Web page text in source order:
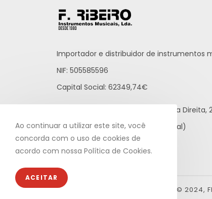
Importador e distribuidor de instrumentos
NIF: 505585596
Capital Social: 62349,74€
Praceta Raúl Brandão, 12 - Loja
21 812 65 43 (rede fixa nacional)
info@fribeiro.com
© 2024,
Ao continuar a utilizar este site, você
concorda com o uso de cookies de
acordo com nossa Política de Cookies.
ACEITAR